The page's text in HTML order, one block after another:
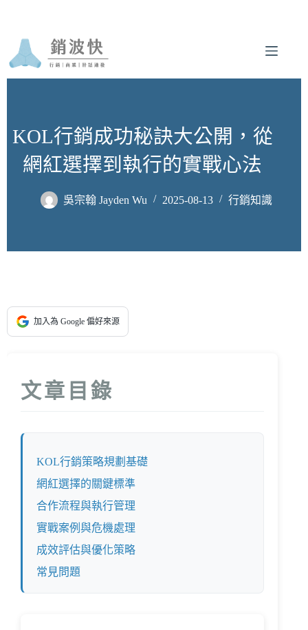
主
要
KOL行銷成功秘訣大公開，從
網紅選擇到執行的實戰心法
吳宗翰 Jayden Wu 2025-08-13 行銷知識
加入為 Google 偏好來源
文章目錄
KOL行銷策略規劃基礎
網紅選擇的關鍵標準
合作流程與執行管理
實戰案例與危機處理
成效評估與優化策略
常見問題